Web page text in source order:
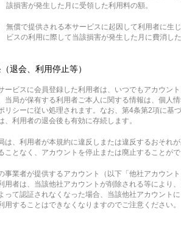
該損害が発生した月に受領した利用料の額。
無償で提供される本サービスに起因して利用者に生
ビスの利用に際して当該損害が発生した月に費消した
退会、利用停止等）
ービスに会員登録した利用者は、いつでもアカウン
当局が保有する利用者ご本人に関する情報は、個人
リシーに従い処理されます。なお、第4条第2項に基
、利用者の退会後も有効に存続します。
は、利用者が本規約に違反しまたは違反するおそれ
ことなく、アカウントを停止または廃止することがで
事業者が提供するアカウント（以下「他社アカウン
用者は、当該他社アカウントが削除される等により
って認証されなくなった場合、当該他社アカウント
用することはできなくなりますのでご注意ください。